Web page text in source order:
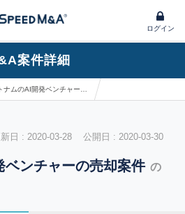
ログイン
案件詳細
日 : 2020-03-28 公開日 : 2020-03-30
ベンチャーの売却案件 の